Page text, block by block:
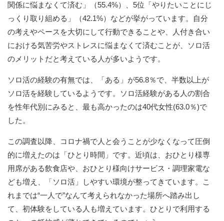
関係に悩まなくて済む」（55.4%）、5位「やりたいことにじ
っくり取り組める」（42.1%）などが挙がっています。自分
の考えやペースを大切にして行動できることや、人付き合い
における気苦労やストレスに悩まなくて済むことが、ソロ活
のメリットだと考えている人が多いようです。
ソロ活の経験の有無では、「ある」が56.8％で、半数以上が
ソロ活を経験しているようです。ソロ活経験がある人の割合
を性年代別にみると、最も高かったのは40代女性(63.0％)で
した。
この調査以降、コロナ禍で人と会うことが少なくなって圧倒
的に増えたのは「ひとり時間」です。近頃は、おひとり様専
用席がある飲食店や、おひとり様向けサービス・調理家電な
ども増え、「ソロ活」しやすい環境が整ってきています。こ
れまでは“一人で”なんて考えられなかった場所へ踏み出し
て、初体験をしている人も増えています。ひとりで利用する